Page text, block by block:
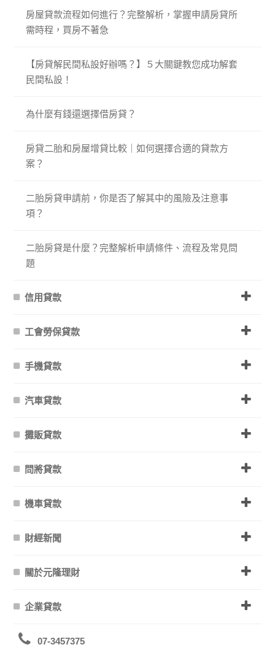
房屋貸款流程如何進行？完整解析，掌握申請房貸所
需時程，買房不著急
【房貸解民間私設好辦嗎？】５大關鍵教您成功解套
民間私設！
為什麼有錢還選擇借房貸？
房貸二胎和房屋增貸比較｜如何選擇合適的貸款方
案？
二胎房貸申請前，你是否了解其中的風險及注意事
項？
二胎房貸是什麼？完整解析申請條件、流程及常見問
題
信用貸款
工會勞保貸款
手機貸款
汽車貸款
攤販貸款
問將貸款
機車貸款
財經新聞
關於元隆理財
企業貸款
07-3457375